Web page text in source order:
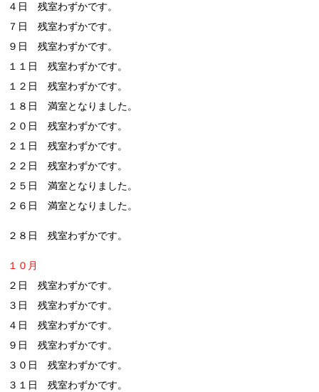
４日 残室わずかです。
７日 残室わずかです。
９日 残室わずかです。
１１日 残室わずかです。
１２日 残室わずかです。
１８日 満室となりました。
２０日 残室わずかです。
２１日 残室わずかです。
２２日 残室わずかです。
２５日 満室となりました。
２６日 満室となりました。
２８日 残室わずかです。
１０月
２日 残室わずかです。
３日 残室わずかです。
４日 残室わずかです。
９日 残室わずかです。
３０日 残室わずかです。
３１日 残室わずかです。